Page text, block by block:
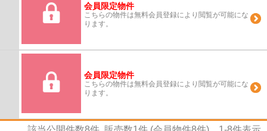
会員限定物件
こちらの物件は無料会員登録により閲覧が可能にな
ります。
会員限定物件
こちらの物件は無料会員登録により閲覧が可能にな
ります。